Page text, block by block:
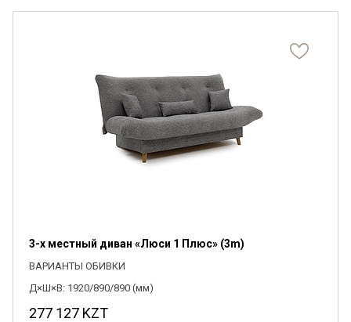
3-х местный диван «Люси 1 Плюс» (3m)
ВАРИАНТЫ ОБИВКИ
Д×Ш×В: 1920/890/890 (мм)
277 127 KZT